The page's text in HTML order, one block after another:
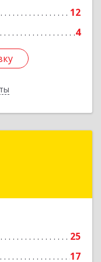
12
4
Подробнее
25
17
Новоторжская